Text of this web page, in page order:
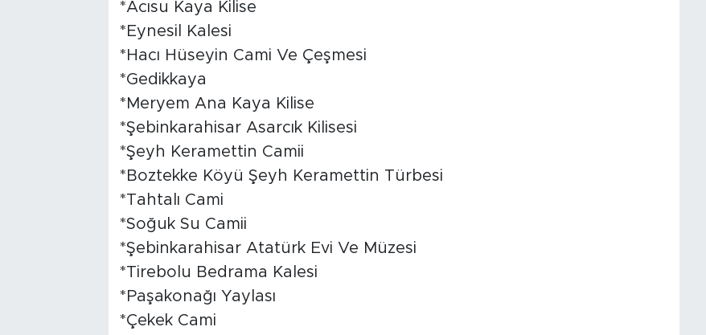
*Acısu Kaya Kilise
*Eynesil Kalesi
*Hacı Hüseyin Cami Ve Çeşmesi
*Gedikkaya
*Meryem Ana Kaya Kilise
*Şebinkarahisar Asarcık Kilisesi
*Şeyh Keramettin Camii
*Boztekke Köyü Şeyh Keramettin Türbesi
*Tahtalı Cami
*Soğuk Su Camii
*Şebinkarahisar Atatürk Evi Ve Müzesi
*Tirebolu Bedrama Kalesi
*Paşakonağı Yaylası
*Çekek Cami